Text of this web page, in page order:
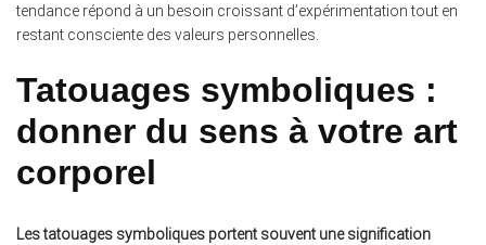
tendance répond à un besoin croissant d’expérimentation tout en
restant consciente des valeurs personnelles.
Tatouages symboliques :
donner du sens à votre art
corporel
Les tatouages symboliques portent souvent une signification